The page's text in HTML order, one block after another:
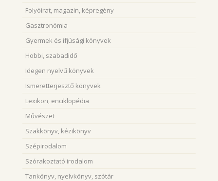
Folyóirat, magazin, képregény
Gasztronómia
Gyermek és ifjúsági könyvek
Hobbi, szabadidő
Idegen nyelvű könyvek
Ismeretterjesztő könyvek
Lexikon, enciklopédia
Művészet
Szakkönyv, kézikönyv
Szépirodalom
Szórakoztató irodalom
Tankönyv, nyelvkönyv, szótár